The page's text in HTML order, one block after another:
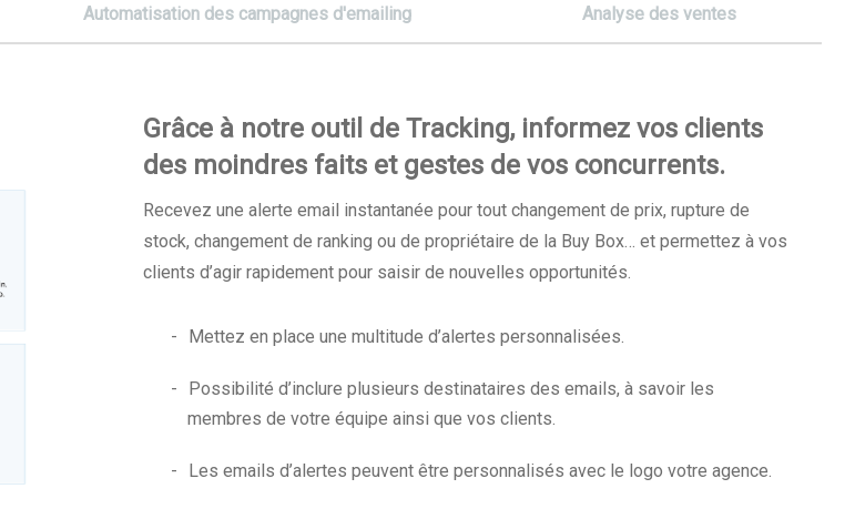
Automatisation des campagnes d'emailing Analyse des ventes
Grâce à notre outil de Tracking, informez vos clients
des moindres faits et gestes de vos concurrents.
Recevez une alerte email instantanée pour tout changement de prix, rupture de
stock, changement de ranking ou de propriétaire de la Buy Box… et permettez à vos
clients d’agir rapidement pour saisir de nouvelles opportunités.
Mettez en place une multitude d’alertes personnalisées.
Possibilité d’inclure plusieurs destinataires des emails, à savoir les
membres de votre équipe ainsi que vos clients.
Les emails d’alertes peuvent être personnalisés avec le logo votre agence.